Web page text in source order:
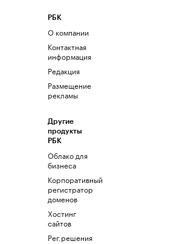
РБК
О компании
Контактная
информация
Редакция
Размещение
рекламы
Другие
продукты
РБК
Облако для
бизнеса
Корпоративный
регистратор
доменов
Хостинг
сайтов
Рег.решения